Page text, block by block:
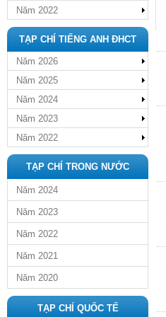
Năm 2022
TẠP CHÍ TIẾNG ANH ĐHCT
Năm 2026
Năm 2025
Năm 2024
Năm 2023
Năm 2022
TẠP CHÍ TRONG NƯỚC
Năm 2024
Năm 2023
Năm 2022
Năm 2021
Năm 2020
TẠP CHÍ QUỐC TẾ